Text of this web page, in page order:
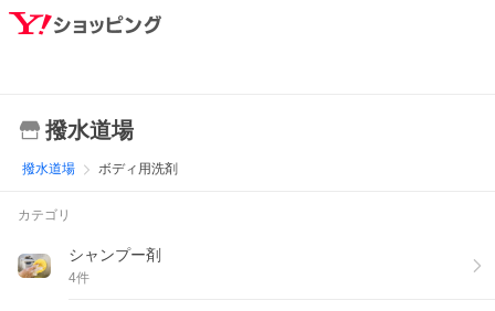
撥水道場
撥水道場 ボディ用洗剤
カテゴリ
シャンプー剤
4件